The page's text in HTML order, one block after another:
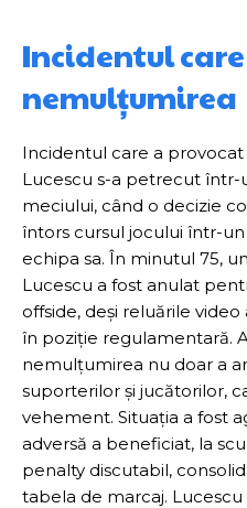
Incidentul
nemulțumirea
Incidentul care a
Lucescu s-a petrecut
meciului, când o decizie
întors cursul jocului într-
echipa sa. În minutul 75,
Lucescu a fost anulat
offside, deși reluările
în poziție regulamentară.
nemulțumirea nu doar a
suporterilor și jucătorilor,
vehement. Situația a fost
adversă a beneficiat, la
penalty discutabil,
tabela de marcaj.